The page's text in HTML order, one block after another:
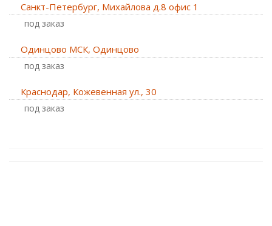
Санкт-Петербург, Михайлова д.8 офис 1
Под заказ
Одинцово МСК, Одинцово
Под заказ
Краснодар, Кожевенная ул., 30
Под заказ